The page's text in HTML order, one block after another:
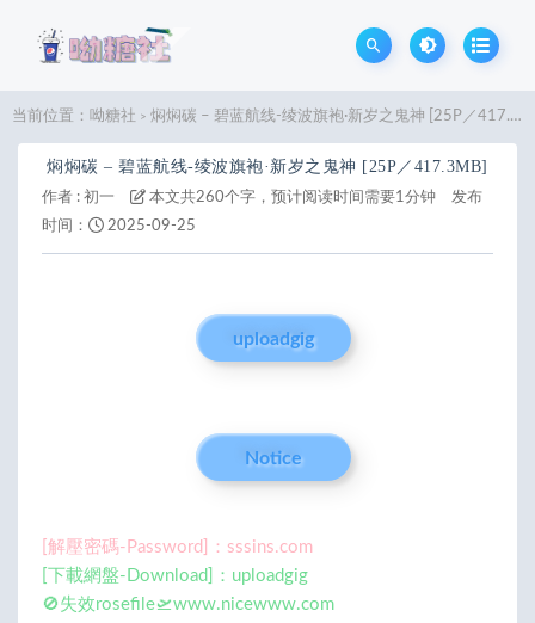
当前位置： 呦糖社 > 焖焖碳 – 碧蓝航线-绫波旗袍·新岁之鬼神 [25P／417.3MB]
焖焖碳 – 碧蓝航线-绫波旗袍·新岁之鬼神 [25P／417.3MB]
作者 : 初一 本文共260个字，预计阅读时间需要1分钟
发布
时间：
2025-09-25
uploadgig
Notice
[解壓密碼-Password]：sssins.com
[下載網盤-Download]：uploadgig
🚫失效rosefile🛫www.nicewww.com